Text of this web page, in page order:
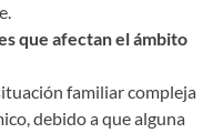
que afectan el ámbito
familiar compleja
debido a que alguna